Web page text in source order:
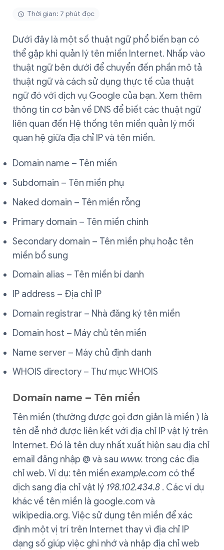
Thời gian: 7 phút đọc
Dưới đây là một số thuật ngữ phổ biến bạn có
thể gặp khi quản lý tên miền Internet. Nhấp vào
thuật ngữ bên dưới để chuyển đến phần mô tả
thuật ngữ và cách sử dụng thực tế của thuật
ngữ đó với dịch vụ Google của bạn. Xem thêm
thông tin cơ bản về DNS để biết các thuật ngữ
liên quan đến Hệ thống tên miền quản lý mối
quan hệ giữa địa chỉ IP và tên miền.
Domain name – Tên miền
Subdomain – Tên miền phụ
Naked domain – Tên miền rỗng
Primary domain – Tên miền chính
Secondary domain – Tên miền phụ hoặc tên
miền bổ sung
Domain alias – Tên miền bí danh
IP address – Địa chỉ IP
Domain registrar – Nhà đăng ký tên miền
Domain host – Máy chủ tên miền
Name server – Máy chủ định danh
WHOIS directory – Thư mục WHOIS
Domain name – Tên miền
Tên miền (thường được gọi đơn giản là miền ) là
tên dễ nhớ được liên kết với địa chỉ IP vật lý trên
Internet. Đó là tên duy nhất xuất hiện sau địa chỉ
email đăng nhập @ và sau www. trong các địa
chỉ web. Ví dụ: tên miền example.com có ​​thể
dịch sang địa chỉ vật lý 198.102.434.8 . Các ví dụ
khác về tên miền là google.com và
wikipedia.org. Việc sử dụng tên miền để xác
định một vị trí trên Internet thay vì địa chỉ IP
dạng số giúp việc ghi nhớ và nhập địa chỉ web